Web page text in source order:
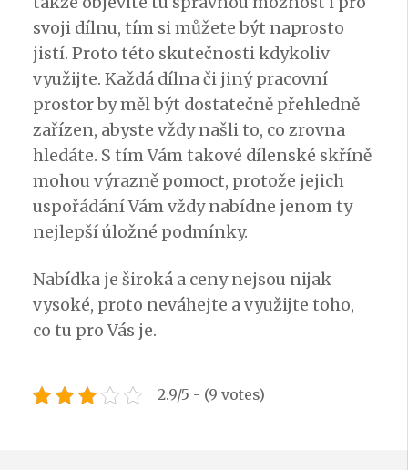
svoji dílnu, tím si můžete být naprosto
jistí. Proto této skutečnosti kdykoliv
využijte. Každá dílna či jiný pracovní
prostor by měl být dostatečně přehledně
zařízen, abyste vždy našli to, co zrovna
hledáte. S tím Vám takové dílenské skříně
mohou výrazně pomoct, protože jejich
uspořádání Vám vždy nabídne jenom ty
nejlepší úložné podmínky.
Nabídka je široká a ceny nejsou nijak
vysoké, proto neváhejte a využijte toho,
co tu pro Vás je.
2.9/5 - (9 votes)